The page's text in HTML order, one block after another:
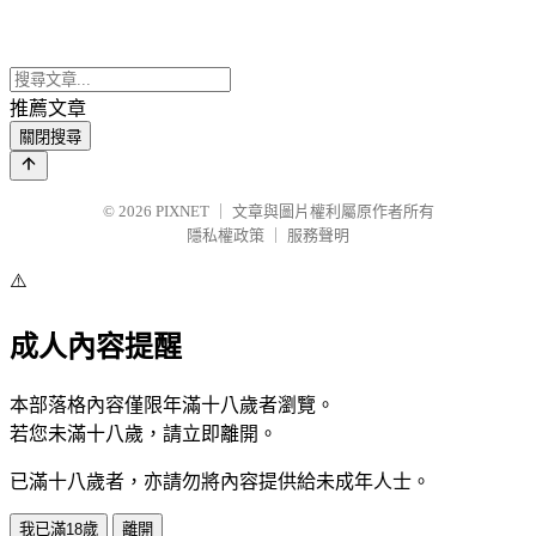
推薦文章
關閉搜尋
© 2026 PIXNET
文章與圖片權利屬原作者所有
隱私權政策
服務聲明
⚠️
成人內容提醒
本部落格內容僅限年滿十八歲者瀏覽。
若您未滿十八歲，請立即離開。
已滿十八歲者，亦請勿將內容提供給未成年人士。
我已滿18歲 離開